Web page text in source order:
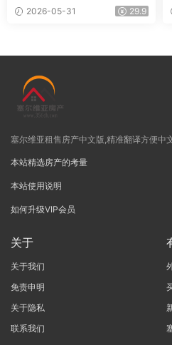
52㎡/6.5万欧
2026-05-31 29.9
塞尔维亚租售房产中文版,精准翻译方便中
本站精选房产的考量
本站使用说明
如何升级VIP会员
关于
关于我们
免责申明
关于隐私
联系我们